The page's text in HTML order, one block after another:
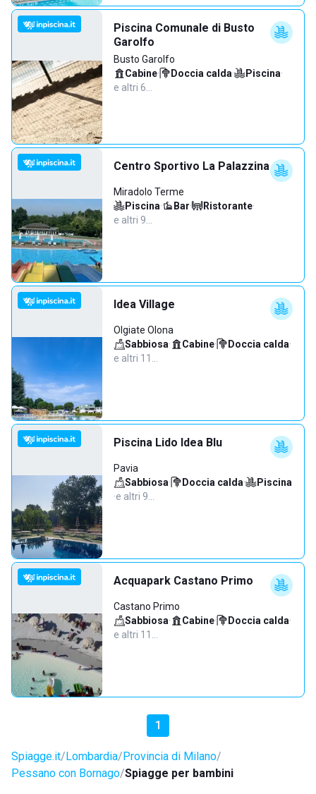
Piscina Comunale di Busto
Garolfo
Busto Garolfo
Cabine· Doccia calda· Piscina·
e altri 6…
Centro Sportivo La Palazzina
Miradolo Terme
Piscina· Bar· Ristorante·
e altri 9…
Idea Village
Olgiate Olona
Sabbiosa· Cabine· Doccia calda·
e altri 11…
Piscina Lido Idea Blu
Pavia
Sabbiosa· Doccia calda·
Piscina
·e altri 9…
Acquapark Castano Primo
Castano Primo
Sabbiosa· Cabine· Doccia calda·
e altri 11…
1
Spiagge.it Lombardia Provincia di Milano
Pessano con Bornago Spiagge per bambini